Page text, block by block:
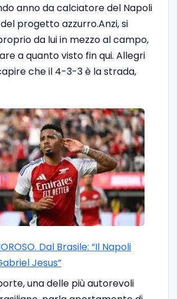
anno da calciatore del Napoli
progetto azzurro.Anzi, si
da lui in mezzo al campo,
a quanto visto fin qui. Allegri
che il 4-3-3 è la strada,
Dal Brasile: “Il Napoli
Jesus”
una delle più autorevoli